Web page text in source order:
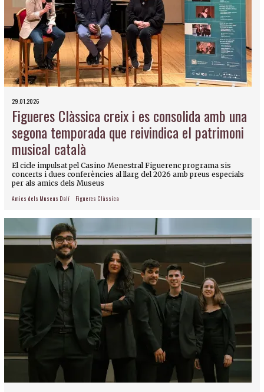
29.01.2026
Figueres Clàssica creix i es consolida amb una
segona temporada que reivindica el patrimoni
musical català
El cicle impulsat pel Casino Menestral Figuerenc programa sis
concerts i dues conferències al llarg del 2026 amb preus especials
per als amics dels Museus
Amics dels Museus Dalí Figueres Clàssica